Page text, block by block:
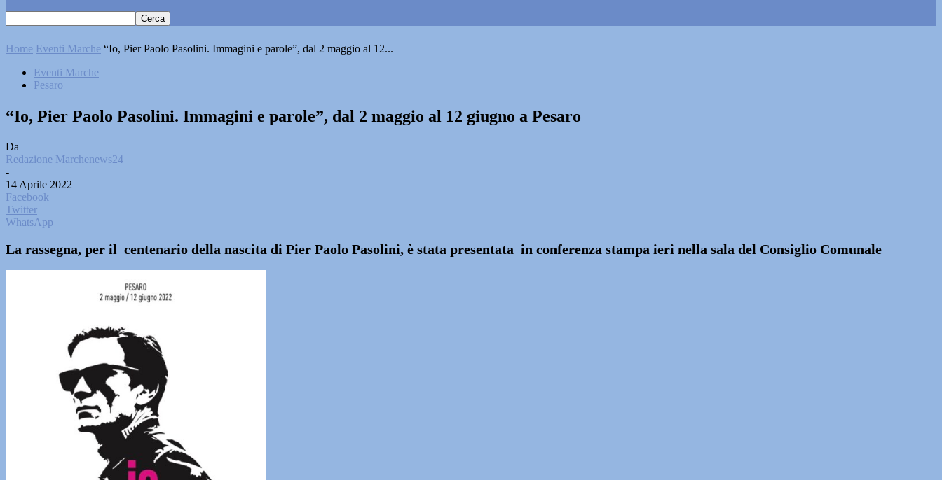
Home Eventi Marche “Io, Pier Paolo Pasolini. Immagini e parole”, dal 2 maggio al 12...
Eventi Marche
Pesaro
“Io, Pier Paolo Pasolini. Immagini e parole”, dal 2 maggio al 12 giugno a Pesaro
Da
Redazione Marchenews24
-
14 Aprile 2022
Facebook
Twitter
WhatsApp
La rassegna, per il centenario della nascita di Pier Paolo Pasolini, è stata presentata in conferenza stampa ieri nella sala del Consiglio Comunale